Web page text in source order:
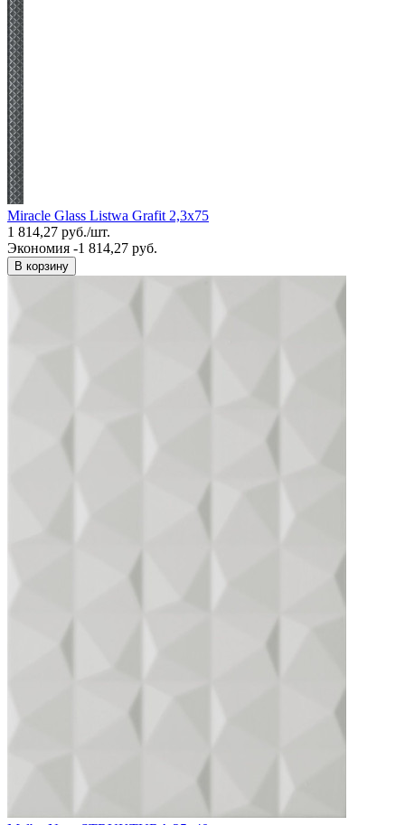
Miracle Glass Listwa Grafit 2,3x75
1 814,27 руб./шт.
Экономия -1 814,27 руб.
В корзину